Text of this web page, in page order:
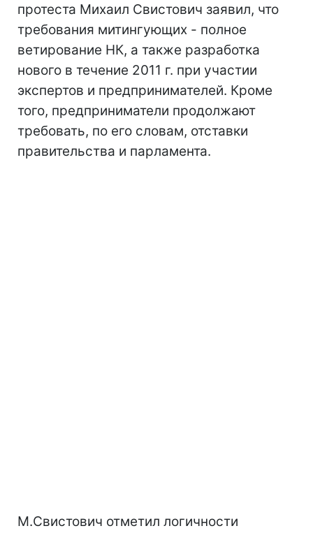
протеста Михаил Свистович заявил, что
требования митингующих - полное
ветирование НК, а также разработка
нового в течение 2011 г. при участии
экспертов и предпринимателей. Кроме
того, предприниматели продолжают
требовать, по его словам, отставки
правительства и парламента.
М.Свистович отметил логичности